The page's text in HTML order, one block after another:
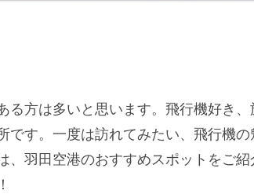
る方は多いと思います。飛行機好き、
です。一度は訪れてみたい、飛行機
、羽田空港のおすすめスポットをご